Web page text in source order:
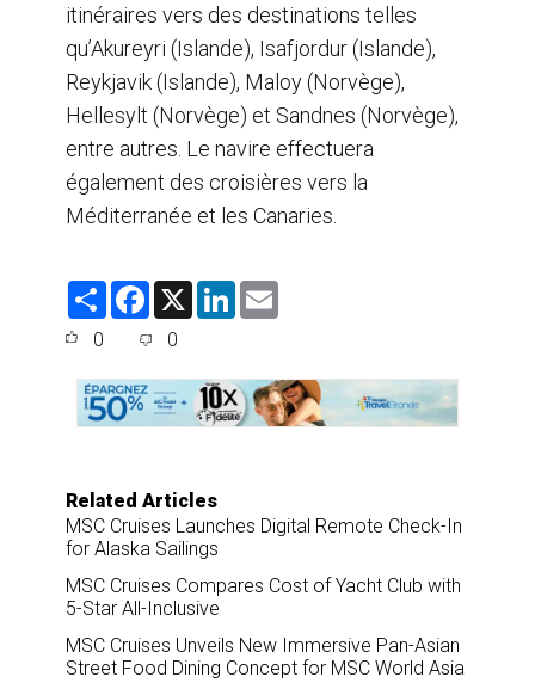
itinéraires vers des destinations telles
qu’Akureyri (Islande), Isafjordur (Islande),
Reykjavik (Islande), Maloy (Norvège),
Hellesylt (Norvège) et Sandnes (Norvège),
entre autres. Le navire effectuera
également des croisières vers la
Méditerranée et les Canaries.
S
F
e
o
o
k
X
L
d
I
n
0 0
Related Articles
MSC Cruises Launches Digital Remote Check-In
for Alaska Sailings
MSC Cruises Compares Cost of Yacht Club with
5-Star All-Inclusive
MSC Cruises Unveils New Immersive Pan-Asian
Street Food Dining Concept for MSC World Asia